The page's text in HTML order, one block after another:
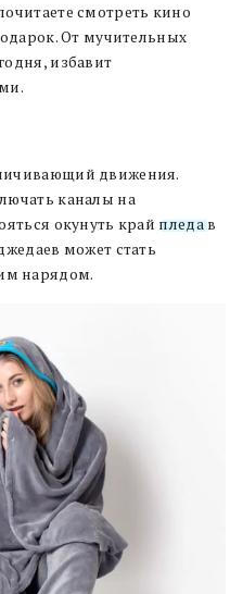
смотреть кино
От мучительных
избавит
движения.
каналы на
окунуть край пледав
может стать
нарядом.